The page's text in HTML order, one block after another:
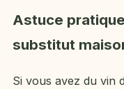
Astuce
substitut
Si vous avez du vin